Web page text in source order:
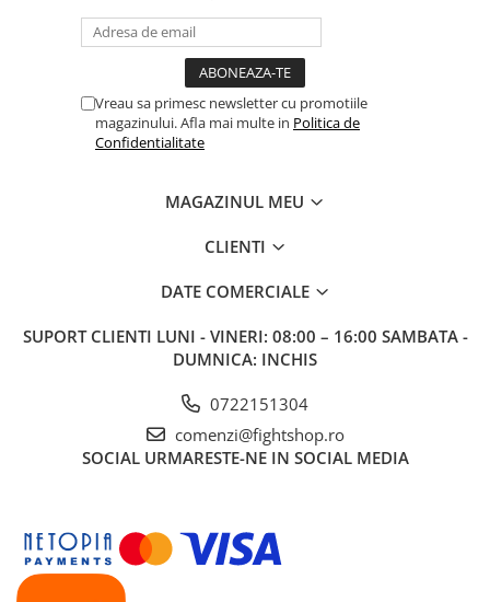
Vreau sa primesc newsletter cu promotiile
magazinului. Afla mai multe in Politica de
Confidentialitate
MAGAZINUL MEU
CLIENTI
DATE COMERCIALE
SUPORT CLIENTI LUNI - VINERI: 08:00 – 16:00 SAMBATA -
DUMNICA: INCHIS
0722151304
comenzi@fightshop.ro
SOCIAL URMARESTE-NE IN SOCIAL MEDIA